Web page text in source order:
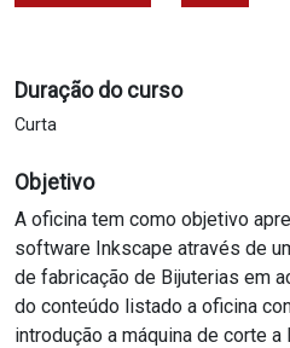
Duração do curso
Curta
Objetivo
A oficina tem como objetivo
software Inkscape através de
de fabricação de Bijuterias em
do conteúdo listado a oficina
introdução a máquina de corte a